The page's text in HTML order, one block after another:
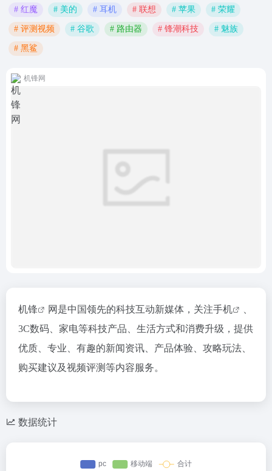
# 红魔 # 美的 # 耳机 # 联想 # 苹果 # 荣耀
# 评测视频 # 谷歌 # 路由器 # 锋潮科技 # 魅族
# 黑鲨
机锋网
机锋 网是中国领先的科技互动新媒体，关注手机
3C数码、家电等科技产品、生活方式和消费升级，提供
优质、专业、有趣的新闻资讯、产品体验、攻略玩法、
购买建议及视频评测等内容服务。
数据统计